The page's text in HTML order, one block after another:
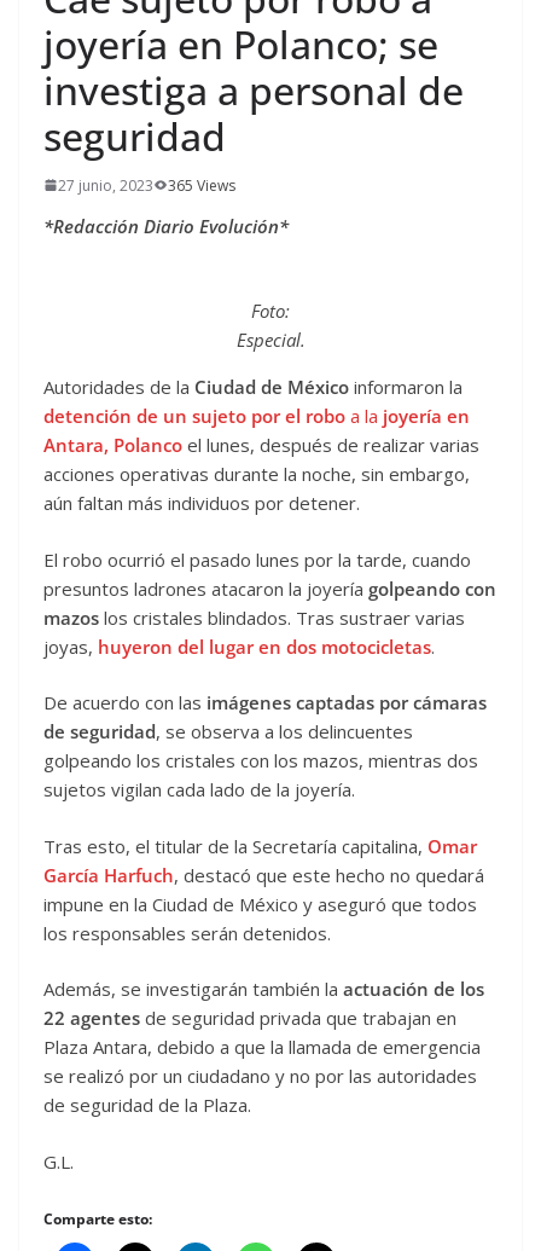
joyería en Polanco; se
investiga a personal de
seguridad
27 junio, 2023 365 Views
*Redacción Diario Evolución*
Foto:
Especial.
Autoridades de la Ciudad de México informaron la
detención de un sujeto por el robo a la joyería en
Antara, Polanco el lunes, después de realizar varias
acciones operativas durante la noche, sin embargo,
aún faltan más individuos por detener.
El robo ocurrió el pasado lunes por la tarde, cuando
presuntos ladrones atacaron la joyería golpeando con
mazos los cristales blindados. Tras sustraer varias
joyas, huyeron del lugar en dos motocicletas.
De acuerdo con las imágenes captadas por cámaras
de seguridad, se observa a los delincuentes
golpeando los cristales con los mazos, mientras dos
sujetos vigilan cada lado de la joyería.
Tras esto, el titular de la Secretaría capitalina, Omar
García Harfuch, destacó que este hecho no quedará
impune en la Ciudad de México y aseguró que todos
los responsables serán detenidos.
Además, se investigarán también la actuación de los
22 agentes de seguridad privada que trabajan en
Plaza Antara, debido a que la llamada de emergencia
se realizó por un ciudadano y no por las autoridades
de seguridad de la Plaza.
G.L.
Comparte esto: